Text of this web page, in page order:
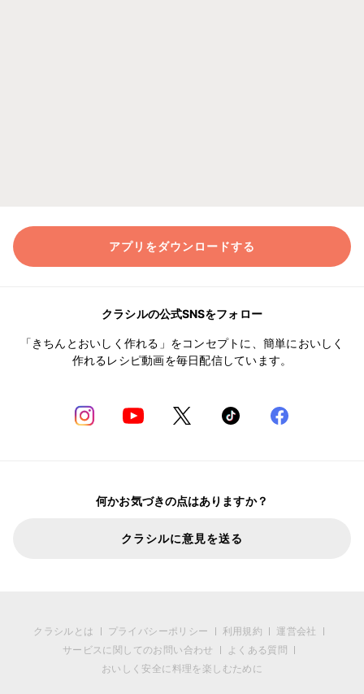
アプリをダウンロードする
クラシルの公式SNSをフォロー
「きちんとおいしく作れる」をコンセプトに、簡単においしく
作れるレシピ動画を毎日配信しています。
何かお気づきの点はありますか？
クラシルに意見を送る
クラシルとは プライバシーポリシー 利用規約
運営会社
サービスに関してのお問い合わせ
よくある質問
おいしく安全に料理を楽しむために